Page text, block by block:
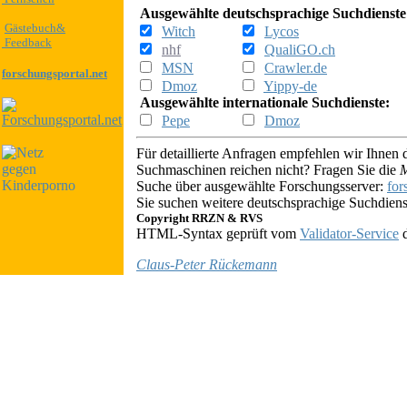
Gästebuch&
Feedback
forschungsportal.net
Ausgewählte deutschsprachige
Witch
Lycos
nhf
QualiGO.ch
MSN
Crawler.de
Dmoz
Yippy-de
Ausgewählte internationale Suchdienste:
Pepe
Dmoz
Für detaillierte Anfragen empfehlen wir Ihnen
Suchmaschinen reichen nicht? Fragen Sie die
Suche über ausgewählte Forschungsserver:
Sie suchen weitere deutschsprachige
Copyright RRZN & RVS
HTML-Syntax geprüft vom Validator-Service
Claus-Peter Rückemann